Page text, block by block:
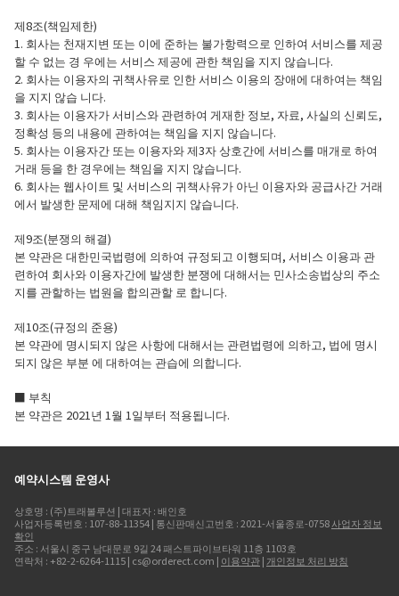
제8조(책임제한)
1. 회사는 천재지변 또는 이에 준하는 불가항력으로 인하여 서비스를 제공
할 수 없는 경 우에는 서비스 제공에 관한 책임을 지지 않습니다.
2. 회사는 이용자의 귀책사유로 인한 서비스 이용의 장애에 대하여는 책임
을 지지 않습 니다.
3. 회사는 이용자가 서비스와 관련하여 게재한 정보, 자료, 사실의 신뢰도,
정확성 등의 내용에 관하여는 책임을 지지 않습니다.
5. 회사는 이용자간 또는 이용자와 제3자 상호간에 서비스를 매개로 하여
거래 등을 한 경우에는 책임을 지지 않습니다.
6. 회사는 웹사이트 및 서비스의 귀책사유가 아닌 이용자와 공급사간 거래
에서 발생한 문제에 대해 책임지지 않습니다.
제9조(분쟁의 해결)
본 약관은 대한민국법령에 의하여 규정되고 이행되며, 서비스 이용과 관
련하여 회사와 이용자간에 발생한 분쟁에 대해서는 민사소송법상의 주소
지를 관할하는 법원을 합의관할 로 합니다.
제10조(규정의 준용)
본 약관에 명시되지 않은 사항에 대해서는 관련법령에 의하고, 법에 명시
되지 않은 부분 에 대하여는 관습에 의합니다.
■ 부칙
본 약관은 2021년 1월 1일부터 적용됩니다.
예약시스템 운영사
상호명 : (주)트래볼루션 | 대표자 : 배인호
사업자등록번호 : 107-88-11354 | 통신판매신고번호 : 2021-서울종로-0758사업자 정보
확인
주소 : 서울시 중구 남대문로 9길 24 패스트파이브타워 11층 1103호
연락처 : +82-2-6264-1115 | cs@orderect.com | 이용약관| 개인정보 처리 방침